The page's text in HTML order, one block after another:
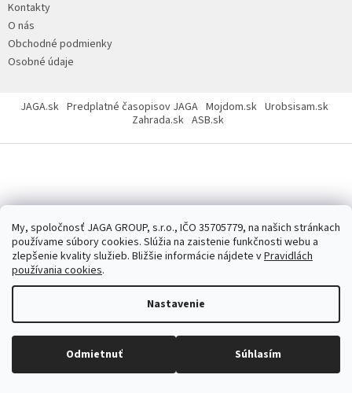
My, spoločnosť JAGA GROUP, s.r.o., IČO 35705779, na našich stránkach
používame súbory cookies. Slúžia na zaistenie funkčnosti webu a
zlepšenie kvality služieb. Bližšie informácie nájdete vPravidlách
používania cookies.
Nastavenie
Odmietnuť Súhlasím
e
Kontakty
O nás
Obchodné podmienky
Osobné údaje
JAGA.sk Predplatné časopisov JAGA Mojdom.sk Urobsisam.sk
Zahrada.sk ASB.sk
nastavenie cookies